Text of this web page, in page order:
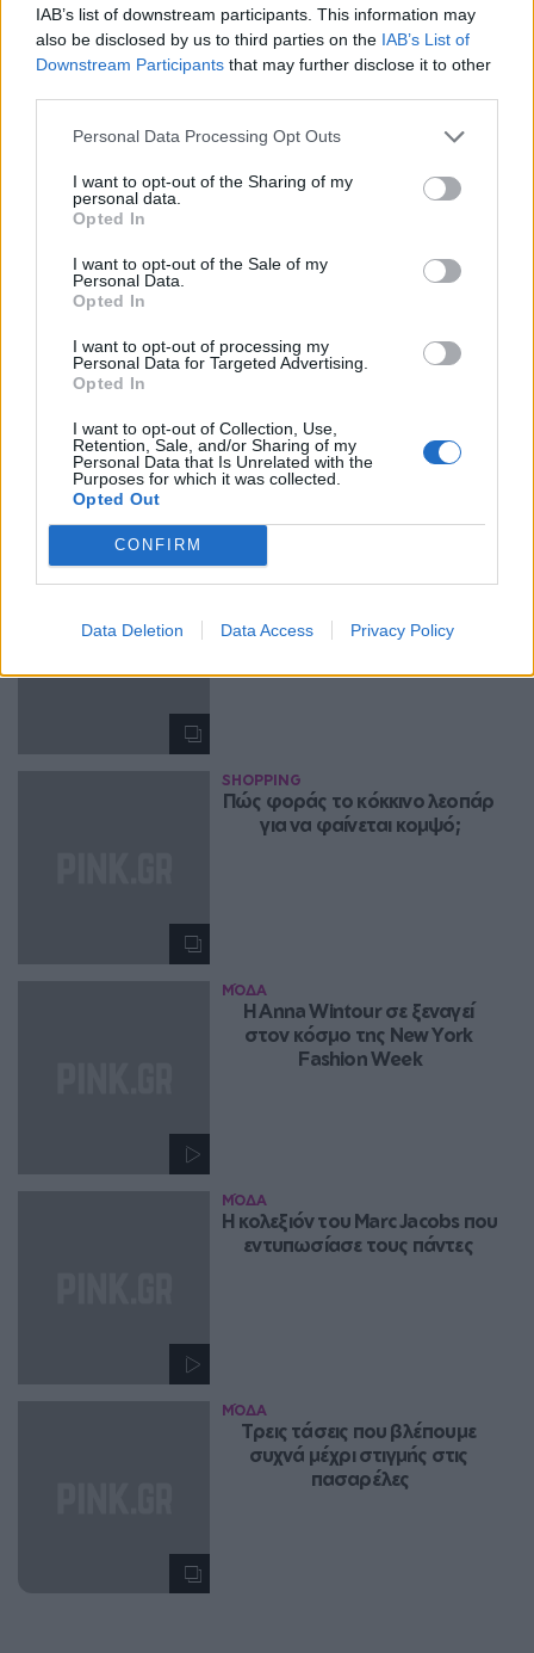
IAB’s list of downstream participants. This information may
also be disclosed by us to third parties on the IAB’s List of
Downstream Participants that may further disclose it to other
Personal Data Processing Opt Outs
I want to opt-out of the Sharing of my
personal data.
Opted In
I want to opt-out of the Sale of my
Personal Data.
Opted In
I want to opt-out of processing my
Personal Data for Targeted Advertising.
Opted In
I want to opt-out of Collection, Use,
Retention, Sale, and/or Sharing of my
Personal Data that Is Unrelated with the
Purposes for which it was collected.
Opted Out
CONFIRM
Data Deletion Data Access Privacy Policy
ΜΌΔΑ
Μoschino: Το θεϊκό νυφικό που
το... μετέφεραν πεταλούδες
ΜΌΔΑ
ΜΌΔΑ
London Fashion Week: Τα
καλύτερα street looks
SHOPPING
Πώς φοράς το κόκκινο λεοπάρ
για να φαίνεται κομψό;
ΜΌΔΑ
H Anna Wintour σε ξεναγεί
στον κόσμο της New York
Fashion Week
ΜΌΔΑ
H κολεξιόν του Marc Jacobs που
εντυπωσίασε τους πάντες
ΜΌΔΑ
Τρεις τάσεις που βλέπουμε
συχνά μέχρι στιγμής στις
πασαρέλες